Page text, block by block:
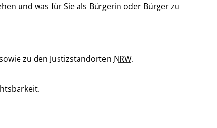
und was für Sie als Bürgerin oder Bürger zu
zu den Justizstandorten NRW.